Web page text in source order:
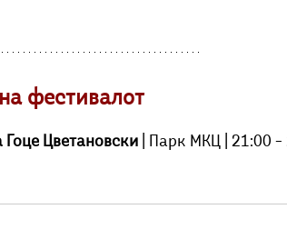
фестивалот
Гоце Цветановски | Парк МКЦ | 21:00 –